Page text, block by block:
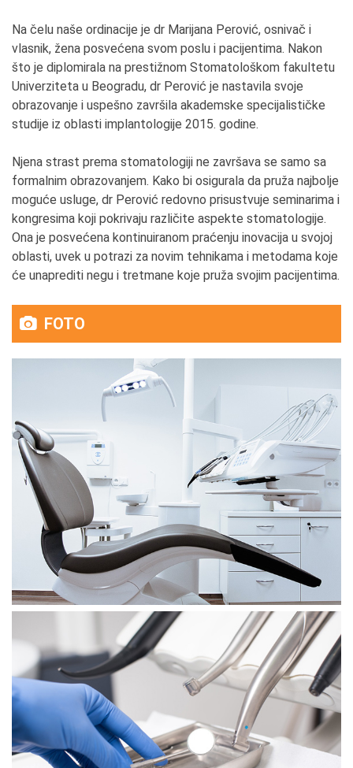
Na čelu naše ordinacije je dr Marijana Perović, osnivač i
vlasnik, žena posvećena svom poslu i pacijentima. Nakon
što je diplomirala na prestižnom Stomatološkom fakultetu
Univerziteta u Beogradu, dr Perović je nastavila svoje
obrazovanje i uspešno završila akademske specijalističke
studije iz oblasti implantologije 2015. godine.
Njena strast prema stomatologiji ne završava se samo sa
formalnim obrazovanjem. Kako bi osigurala da pruža najbolje
moguće usluge, dr Perović redovno prisustvuje seminarima i
kongresima koji pokrivaju različite aspekte stomatologije.
Ona je posvećena kontinuiranom praćenju inovacija u svojoj
oblasti, uvek u potrazi za novim tehnikama i metodama koje
će unaprediti negu i tretmane koje pruža svojim pacijentima.
FOTO